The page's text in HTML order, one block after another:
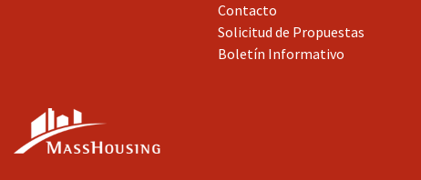
Contacto
Solicitud de Propuestas
Boletín Informativo